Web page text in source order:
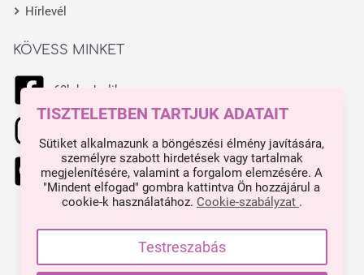
Hírlevél
KÖVESS MINKET
68k kedvelik
444 kedvelik
Made with ❤ in Budapest. Impresszum
TISZTELETBEN TARTJUK ADATAIT
Sütiket alkalmazunk a böngészési élmény javítására,
személyre szabott hirdetések vagy tartalmak
megjelenítésére, valamint a forgalom elemzésére. A
"Mindent elfogad" gombra kattintva Ön hozzájárul a
cookie-k használatához. Cookie-szabályzat .
Testreszabás